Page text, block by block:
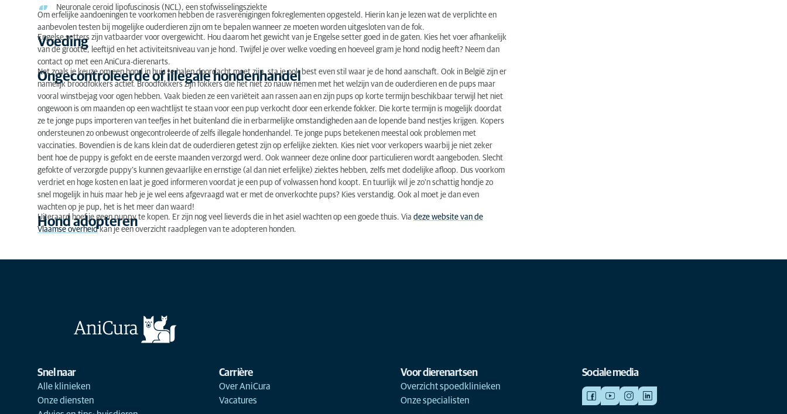
Neuronale ceroid lipofuscinosis (NCL), een stofwisselingsziekte
Om erfelijke aandoeningen te voorkomen hebben de rasverenigingen fokreglementen opgesteld. Hierin kan je lezen wat de verplichte en
aanbevolen testen bij mogelijke ouderdieren zijn om te bepalen wanneer ze moeten worden uitgesloten van de fok.
Voeding
Engelse setters zijn vatbaarder voor overgewicht. Hou daarom het gewicht van je Engelse setter goed in de gaten. Kies het voer afhankelijk
van de grootte, leeftijd en het activiteitsniveau van je hond. Twijfel je over welke voeding en hoeveel gram je hond nodig heeft? Neem dan
contact op met een AniCura-dierenarts.
Ongecontroleerde of illegale hondenhandel
Net zoals je keuze om een hond in huis te halen doordacht moet zijn, sta je ook best even stil waar je de hond aanschaft. Ook in België zijn er
namelijk broodfokkers actief. Broodfokkers zijn fokkers die het niet zo nauw nemen met het welzijn van de ouderdieren en de pups maar
vooral winstbejag voor ogen hebben. Vaak bieden ze een variëteit aan rassen aan en zijn pups op korte termijn beschikbaar terwijl het niet
ongewoon is om maanden op een wachtlijst te staan voor een pup verkocht door een erkende fokker. Die korte termijn is mogelijk doordat
ze te jonge pups importeren van teefjes in het buitenland die in erbarmelijke omstandigheden aan de lopende band nestjes krijgen. Kopers
ondersteunen zo onbewust ongecontroleerde of zelfs illegale hondenhandel. Te jonge pups betekenen meestal ook problemen met
vaccinaties. Bovendien is de kans klein dat de ouderdieren getest zijn op erfelijke ziekten. Kies niet voor verkopers waarbij je niet zeker
bent hoe de puppy is gefokt en de eerste maanden verzorgd werd. Ook wanneer deze online door particulieren wordt aangeboden. Slecht
gefokte of verzorgde puppy’s kunnen gevaarlijke en ernstige (al dan niet erfelijke) ziektes hebben, zelfs met dodelijke afloop. Dus voorkom
verdriet en hoge kosten en laat je goed informeren voordat je een pup of volwassen hond koopt. En tuurlijk wil je zo’n schattig hondje zo
snel mogelijk in huis maar heb je je wel eens afgevraagd wat er met de onverkochte pups? Kies verstandig. Ook al moet je dan even
wachten op je pup, het is het meer dan waard!
Hond adopteren
Uiteraard hoef je geen puppy te kopen. Er zijn nog veel lieverds die in het asiel wachten op een goede thuis. Via deze website van de
Vlaamse overheidkan je een overzicht raadplegen van te adopteren honden.
Snel naar
Alle klinieken
Onze diensten
Carrière
Over AniCura
Vacatures
Voor dierenartsen
Overzicht spoedklinieken
Onze specialisten
Sociale media